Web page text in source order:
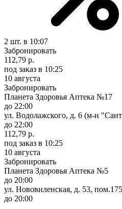
2 шт. в 10:07
Забронировать
112,79 р.
под заказ в 10:25
10 августа
Забронировать
Планета Здоровья Аптека №17
до 22:00
ул. Водолажского, д. 6 (м-н
до 22:00
112,79 р.
под заказ в 10:25
10 августа
Забронировать
Планета Здоровья Аптека №5
до 20:00
ул. Нововиленская, д. 53,
до 20:00